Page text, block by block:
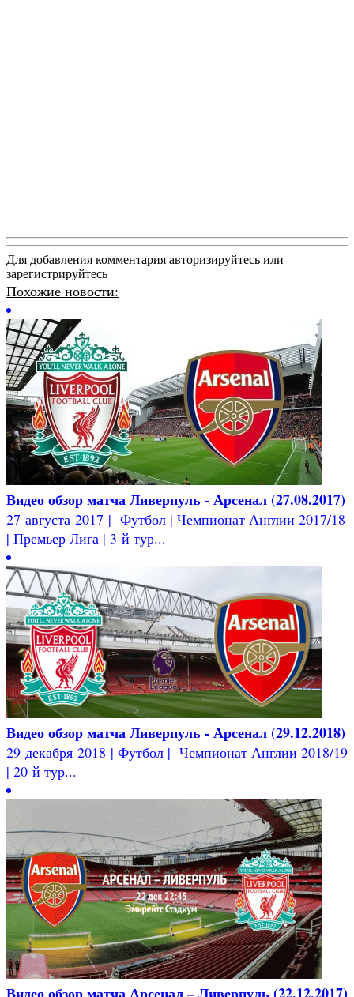
Для добавления комментария авторизируйтесь или
зарегистрируйтесь
Похожие новости:
Видео обзор матча Ливерпуль - Арсенал (27.08.2017)
27 августа 2017 | Футбол | Чемпионат Англии 2017/18
| Премьер Лига | 3-й тур...
Видео обзор матча Ливерпуль - Арсенал (29.12.2018)
29 декабря 2018 | Футбол | Чемпионат Англии 2018/19
| 20-й тур...